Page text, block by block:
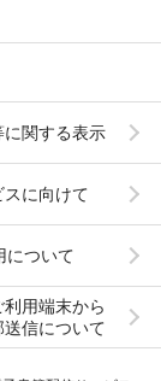
関する表示
に向けて
について
用端末から
信について